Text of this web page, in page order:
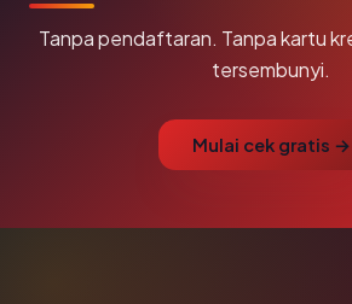
Tanpa pendaftaran. Tanpa kartu
tersembunyi.
Mulai cek gratis →